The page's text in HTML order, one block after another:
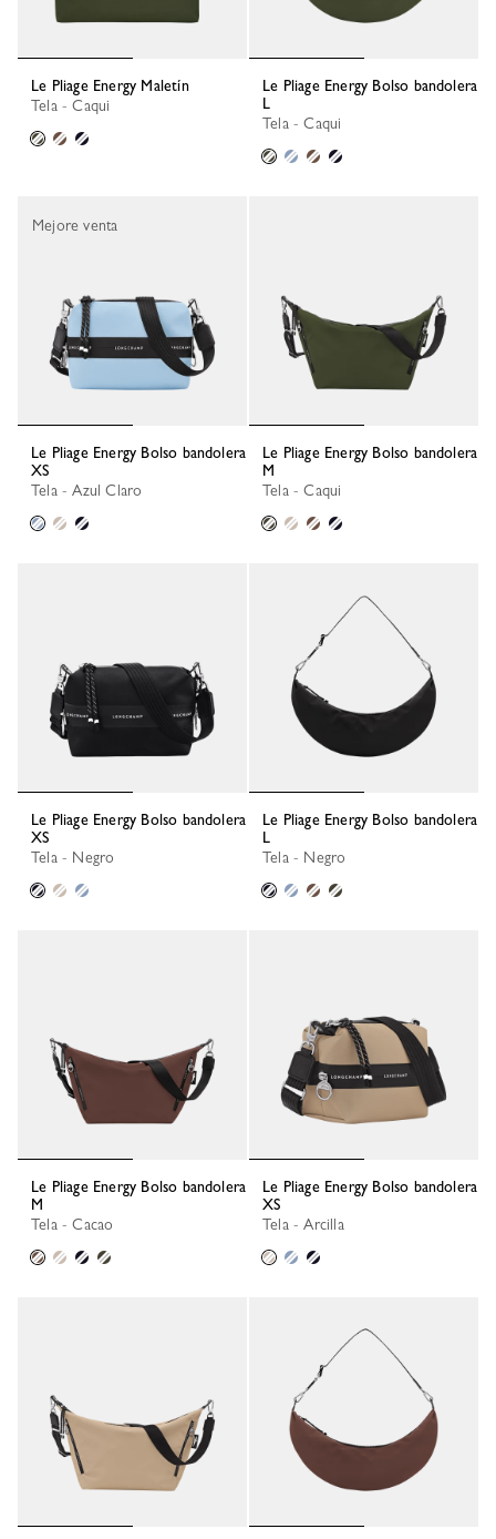
Le Pliage Energy Maletín
Tela - Caqui
Le Pliage Energy Bolso bandolera
L
Tela - Caqui
Le Pliage Energy Bolso bandolera
XS
Tela - Azul Claro
Mejore venta
Le Pliage Energy Bolso bandolera
M
Tela - Caqui
Le Pliage Energy Bolso bandolera
XS
Tela - Negro
Le Pliage Energy Bolso bandolera
L
Tela - Negro
Le Pliage Energy Bolso bandolera
M
Tela - Cacao
Le Pliage Energy Bolso bandolera
XS
Tela - Arcilla